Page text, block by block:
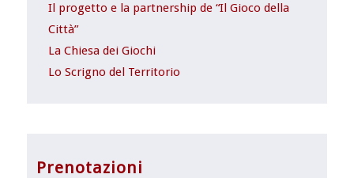
Il progetto e la partnership de “Il Gioco della
Città”
La Chiesa dei Giochi
Lo Scrigno del Territorio
Prenotazioni